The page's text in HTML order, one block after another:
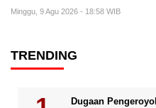
Minggu, 9 Agu 2026 - 18:58 WIB
TRENDING
Dugaan